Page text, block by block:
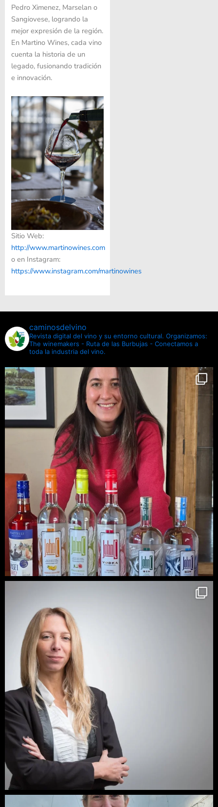
Pedro Ximenez, Marselan o
Sangiovese, logrando la
mejor expresión de la región.
En Martino Wines, cada vino
cuenta la historia de un
legado, fusionando tradición
e innovación.
Sitio Web:
http://www.martinowines.com
o en Instagram:
https://www.instagram.com/martinowines
caminosdelvino
Revista digital del vino y su entorno cultural. Organizamos:
The winemakers - Ruta de las Burbujas - Conectamos a
toda la industria del vino.